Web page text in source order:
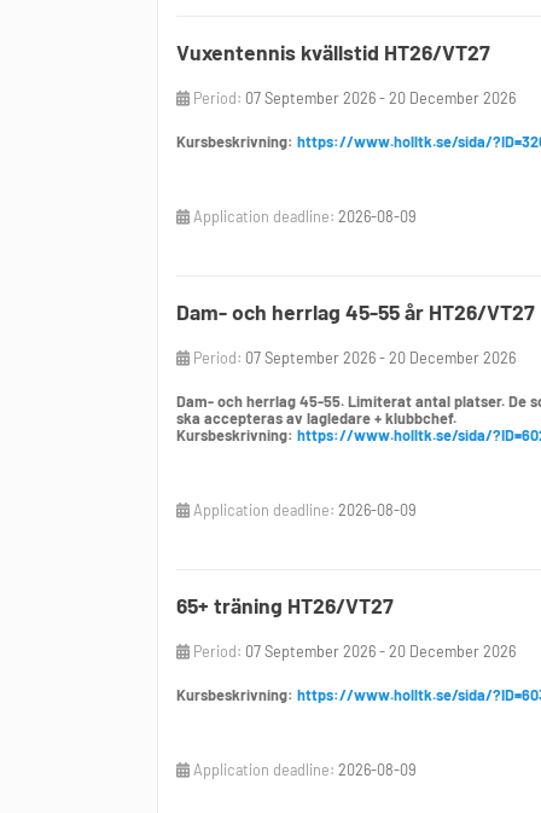
Vuxentennis kvällstid HT26/VT27
Period: 07 September 2026 - 20 December 2026
Kursbeskrivning: https://www.holltk.se/sida/
Application deadline: 2026-08-09
Dam- och herrlag 45-55 år HT26/VT27
Period: 07 September 2026 - 20 December 2026
Dam- och herrlag 45-55. Limiterat antal platser. De
ska accepteras av lagledare + klubbchef.
Kursbeskrivning: https://www.holltk.se/sida/
Application deadline: 2026-08-09
65+ träning HT26/VT27
Period: 07 September 2026 - 20 December 2026
Kursbeskrivning: https://www.holltk.se/sida/
Application deadline: 2026-08-09